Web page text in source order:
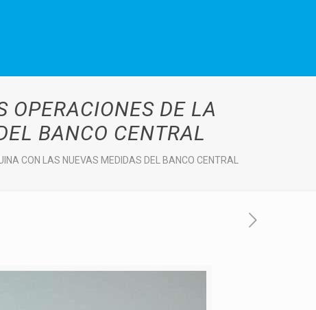
OPERACIONES DE LA
BANCO CENTRAL
CON LAS NUEVAS MEDIDAS DEL BANCO CENTRAL